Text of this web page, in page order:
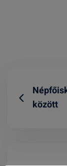
között